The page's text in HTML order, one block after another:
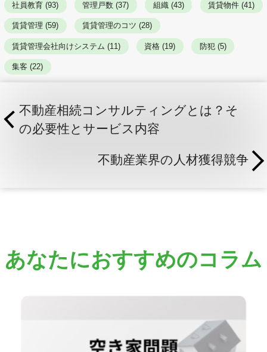
社員教育 (93) 管理戸数 (37) 組織 (43) 賃貸物件 (41)
賃貸管理 (59) 賃貸管理のコツ (28)
賃貸管理会社向けシステム (11) 資格 (19) 防犯 (5)
集客 (22)
不動産相続コンサルティングとは？そ
の必要性とサービス内容
不動産業界の人材獲得競争
あなたにおすすめのコラム